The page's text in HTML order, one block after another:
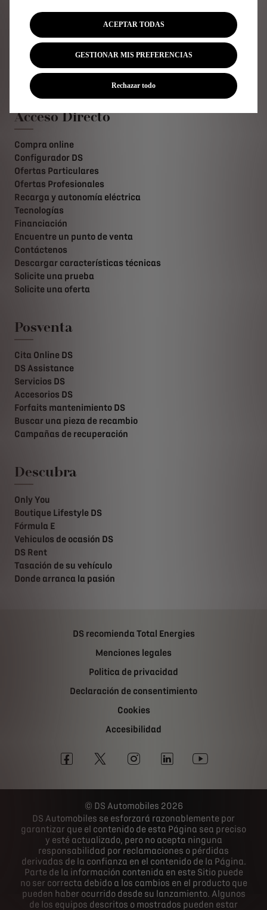
DS 7
Acceso Directo
Compra online
Configurador DS
Ofertas Particulares
Ofertas Profesionales
Recarga y autonomía eléctrica
Tecnologías
Financiación
Encuentre un punto de venta
Contáctenos
Descargar características técnicas
Solicite una prueba
Solicite una oferta
Posventa
Cita Online DS
DS Assistance
Servicios DS
Accesorios DS
Forfaits mantenimiento DS
Buscar una pieza de recambio
Campañas de recuperación
Descubra
Only You
Boutique Lifestyle DS
Fórmula E
Vehiculos de ocasión DS
DS Rent
Tasación de su vehículo
Donde arranca la pasión
DS recomienda Total Energies
Menciones legales
Politica de privacidad
Declaración de consentimiento
Cookies
Accesibilidad
DS Automobiles 2026
DS Automobiles se esforzará razonablemente por
garantizar que el contenido de esta Página sea preciso
y esté actualizado, pero no acepta ninguna
responsabilidad por reclamaciones o pérdidas
derivadas de la confianza en el contenido de la Página.
Parte de la información contenida en este Sitio puede
no ser correcta debido a los cambios en el producto que
pueden haber ocurrido desde su lanzamiento. Algunos
de los equipos descritos o mostrados pueden estar
GESTIONAR MIS PREFERENCIAS
ACEPTAR TODAS
Rechazar todo